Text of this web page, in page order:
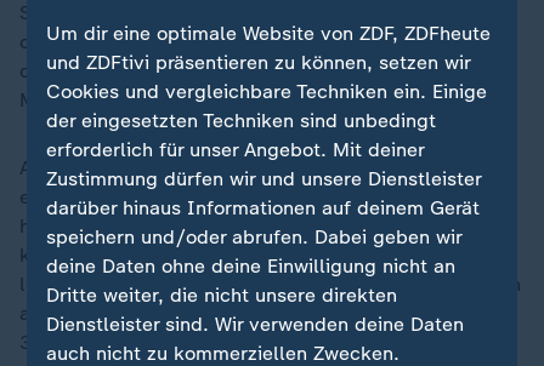
Stalagmiten aus nordirakischen Höhlen. Sie entstehen
durch herabtropfendes Wasser. "Wenig Magnesium
deutet auf starken Regen hin", erklärt er seine
Methode.
Altaweel forscht im Norden des Irak, wo der Euphrat
einen Großteil seines Wassers aufnimmt. Ein Stalagmit
habe Jahresringe wie ein Baum, erklärt Altaweel. So
kann der Forscher die Niederschlagsmengen der
letzten 10.000 Jahre abschätzen. Die Analysen weisen
auf eine besonders niederschlagsreiche Phase um
3500 v. Chr. hin.
Um dir eine optimale Website von ZDF, ZDFheute
und ZDFtivi präsentieren zu können, setzen wir
Cookies und vergleichbare Techniken ein. Einige
der eingesetzten Techniken sind unbedingt
erforderlich für unser Angebot. Mit deiner
Zustimmung dürfen wir und unsere Dienstleister
darüber hinaus Informationen auf deinem Gerät
speichern und/oder abrufen. Dabei geben wir
deine Daten ohne deine Einwilligung nicht an
Dritte weiter, die nicht unsere direkten
Dienstleister sind. Wir verwenden deine Daten
auch nicht zu kommerziellen Zwecken.